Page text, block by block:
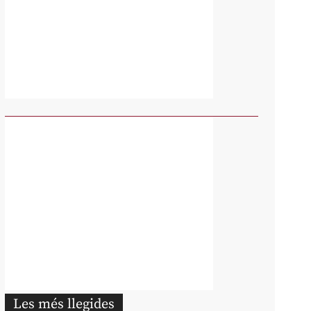
Les més llegides